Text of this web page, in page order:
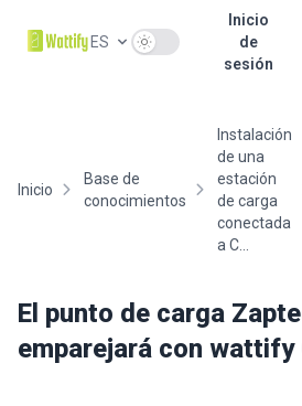
ES Use setting
Inicio
de
sesión
Inicio
Base de
conocimientos
Instalación
de una
estación
de carga
conectada
a C...
El punto de carga
emparejará con wattify